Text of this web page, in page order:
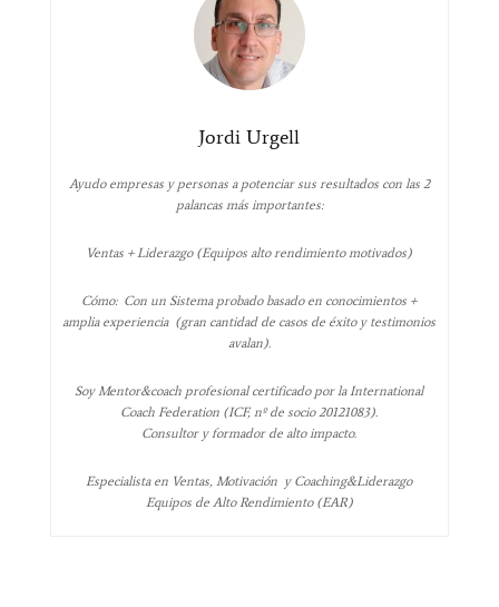
Jordi Urgell
Ayudo empresas y personas a potenciar sus resultados con las 2
palancas más importantes:
Ventas + Liderazgo (Equipos alto rendimiento motivados)
Cómo: Con un Sistema probado basado en conocimientos +
amplia experiencia (gran cantidad de casos de éxito y testimonios
avalan).
Soy Mentor&coach profesional certificado por la International
Coach Federation (ICF, nº de socio 20121083).
Consultor y formador de alto impacto.
Especialista en Ventas, Motivación y Coaching&Liderazgo
Equipos de Alto Rendimiento (EAR)